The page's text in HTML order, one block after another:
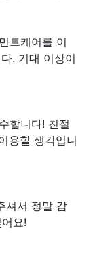
트케어를 이
. 기대 이상이
합니다! 친절
용할 생각입니
셔서 정말 감
요!